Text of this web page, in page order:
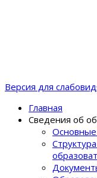
Версия для
Главная
Сведения об